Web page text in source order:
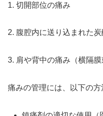
1. 切開部位の痛み
2. 腹腔内に送り込まれた
3. 肩や背中の痛み（横隔膜
痛みの管理には、以下の方